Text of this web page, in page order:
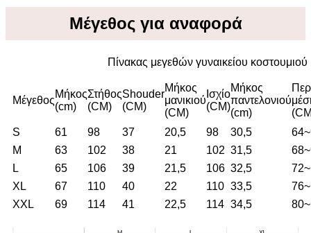
Μέγεθος για αναφορά
Πίνακας μεγεθών γυναικείου κοστουμιού
Μέγεθος
Μήκος
(cm)
Στήθος
(CM)
Shouder
(CM)
Μήκος
μανικιού
(CM)
Ισχίο
(CM)
Μήκος
παντελονιού
(cm)
S
61 98 37 20,5 98 30,5
M
63 102 38 21 102 31,5
L
65 106 39 21,5 106 32,5
XL
67 110 40 22 110 33,5
XXL
69 114 41 22,5 114 34,5